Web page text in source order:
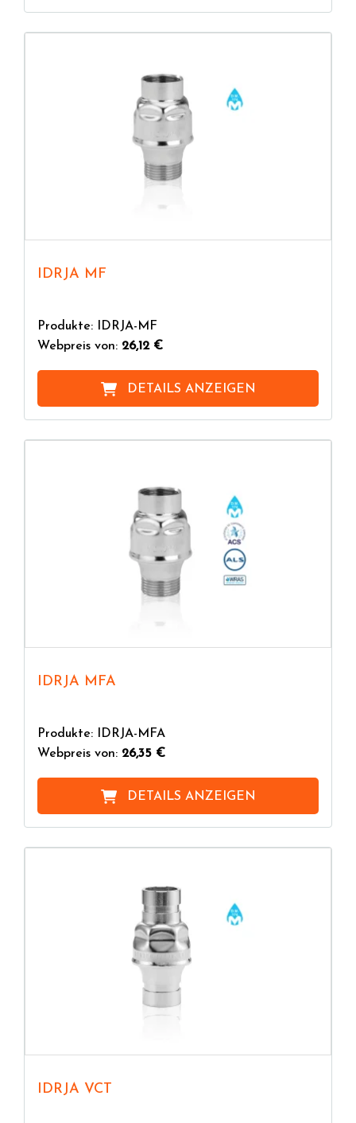
IDRJA MF
Produkte: IDRJA-MF
Webpreis von: 26,12 €
DETAILS ANZEIGEN
IDRJA MFA
Produkte: IDRJA-MFA
Webpreis von: 26,35 €
DETAILS ANZEIGEN
IDRJA VCT